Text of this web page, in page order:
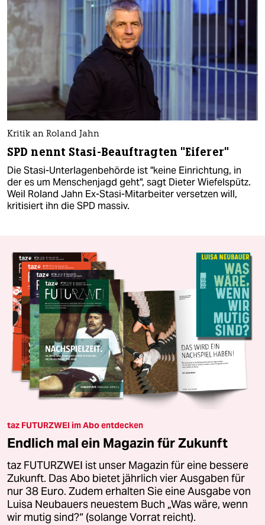
Kritik an Roland Jahn
SPD nennt Stasi-Beauftragten "Eiferer"
Die Stasi-Unterlagenbehörde ist "keine Einrichtung, in
der es um Menschenjagd geht", sagt Dieter Wiefelspütz.
Weil Roland Jahn Ex-Stasi-Mitarbeiter versetzen will,
kritisiert ihn die SPD massiv.
taz FUTURZWEI im Abo entdecken
Endlich mal ein Magazin für Zukunft
taz FUTURZWEI ist unser Magazin für eine bessere
Zukunft. Das Abo bietet jährlich vier Ausgaben für
nur 38 Euro. Zudem erhalten Sie eine Ausgabe von
Luisa Neubauers neuestem Buch „Was wäre, wenn
wir mutig sind?“ (solange Vorrat reicht).